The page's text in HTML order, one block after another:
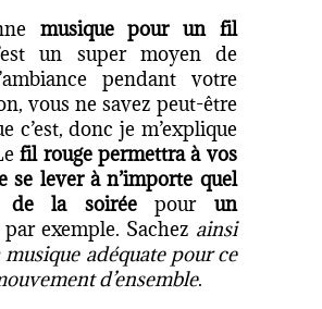
musique pour un fil
un super moyen de
pendant votre
vous ne savez peut-être
c’est, donc je m’explique
fil rouge permettra à vos
se lever à n’importe quel
de la soiréepour un
exemple. Sachez ainsi
adéquate pour ce
d’ensemble.